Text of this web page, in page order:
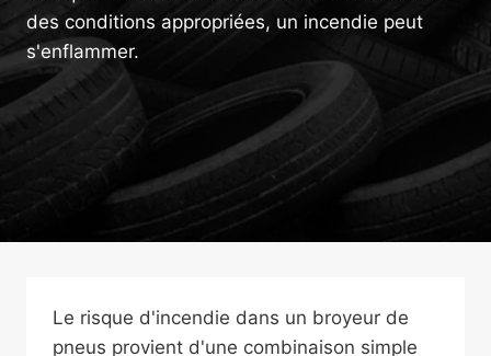
des conditions appropriées, un incendie peut
s'enflammer.
Le risque d'incendie dans un broyeur de
pneus provient d'une combinaison simple